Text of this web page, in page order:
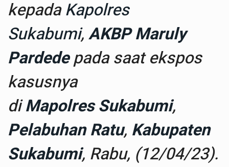
kepadaKapolres
Sukabumi,AKBP Maruly
Pardedepada saat ekspos
kasusnya
diMapolres Sukabumi,
Pelabuhan Ratu, Kabupaten
Sukabumi, Rabu, (12/04/23).